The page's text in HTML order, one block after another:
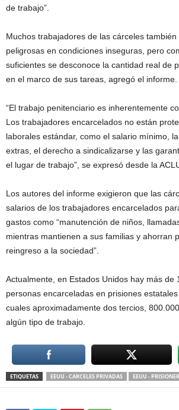
de trabajo”.
Muchos trabajadores de las cárceles
peligrosas en condiciones inseguras, pero
suficientes se desconoce la cantidad real de
en el marco de sus tareas, agregó el informe.
“El trabajo penitenciario es inherentemente
Los trabajadores encarcelados no están
laborales estándar, como el salario mínimo,
extras, el derecho a sindicalizarse y las
el lugar de trabajo”, se expresó desde la
Los autores del informe exigieron que las
salarios de los trabajadores encarcelados
gastos como “manutención de niños,
mientras mantienen a sus familias y ahorran
reingreso a la sociedad”.
Actualmente, en Estados Unidos hay más de
personas encarceladas en prisiones
cuales aproximadamente dos tercios,
algún tipo de trabajo.
ETIQUETAS EEUU - CARCELES PRIVADAS EEUU -